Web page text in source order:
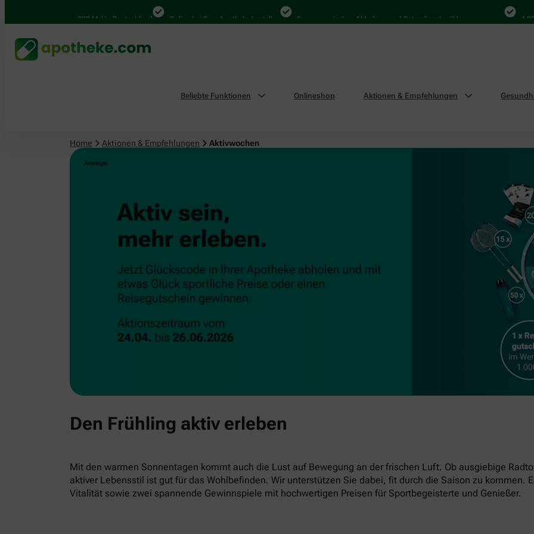
4.000 Mal in Deutschland Online bei Ihrer Apotheke bestellen Bequem zwischen Abholung und Botendienst wählen 4.000
Beliebte Funktionen Onlineshop Aktionen & Empfehlungen
Home Aktionen & Empfehlungen Aktivwochen
Den Frühling aktiv erleben
Mit den warmen Sonnentagen kommt auch die Lust auf Bewegung an der frischen Luft. Ob ausgiebige
aktiver Lebensstil ist gut für das Wohlbefinden. Wir unterstützen Sie dabei, fit durch die Saison zu kommen.
Vitalität sowie zwei spannende Gewinnspiele mit hochwertigen Preisen für Sportbegeisterte und Genießer.